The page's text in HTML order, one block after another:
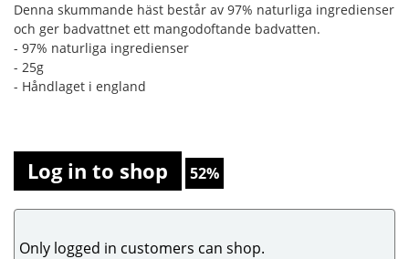
Denna skummande häst består av 97% naturliga ingredienser
och ger badvattnet ett mangodoftande badvatten.
- 97% naturliga ingredienser
- 25g
- Håndlaget i england
Log in to shop 52%
Only logged in customers can shop.